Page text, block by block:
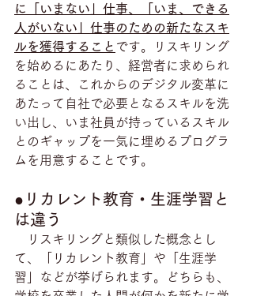
に「いまない」仕事、「いま、できる
人がいない」仕事のための新たなスキ
ルを獲得すること です。リスキリング
を始めるにあたり、経営者に求められ
ることは、これからのデジタル変革に
あたって自社で必要となるスキルを洗
い出し、いま社員が持っているスキル
とのギャップを一気に埋めるプログラ
ムを用意することです。
●リカレント教育・生涯学習と
は違う
リスキリングと類似した概念とし
て、「リカレント教育」や「生涯学
習」などが挙げられます。どちらも、